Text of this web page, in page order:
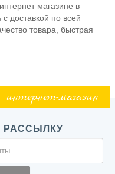
магазине в
с доставкой по всей
товара, быстрая
магазин
РАССЫЛКУ